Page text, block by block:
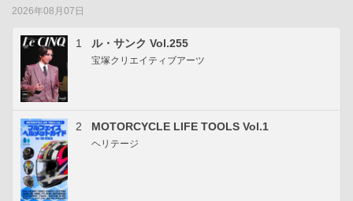
2026年08月07日
1 ル・サンク Vol.255
宝塚クリエイティブアーツ
2 MOTORCYCLE LIFE TOOLS Vol.1
ヘリテージ